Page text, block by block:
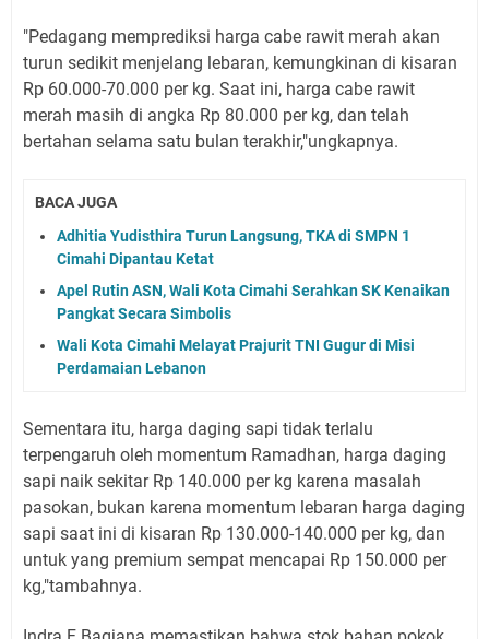
"Pedagang memprediksi harga cabe rawit merah akan
turun sedikit menjelang lebaran, kemungkinan di kisaran
Rp 60.000-70.000 per kg. Saat ini, harga cabe rawit
merah masih di angka Rp 80.000 per kg, dan telah
bertahan selama satu bulan terakhir,"ungkapnya.
BACA JUGA
Adhitia Yudisthira Turun Langsung, TKA di SMPN 1
Cimahi Dipantau Ketat
Apel Rutin ASN, Wali Kota Cimahi Serahkan SK Kenaikan
Pangkat Secara Simbolis
Wali Kota Cimahi Melayat Prajurit TNI Gugur di Misi
Perdamaian Lebanon
Sementara itu, harga daging sapi tidak terlalu
terpengaruh oleh momentum Ramadhan, harga daging
sapi naik sekitar Rp 140.000 per kg karena masalah
pasokan, bukan karena momentum lebaran harga daging
sapi saat ini di kisaran Rp 130.000-140.000 per kg, dan
untuk yang premium sempat mencapai Rp 150.000 per
kg,"tambahnya.